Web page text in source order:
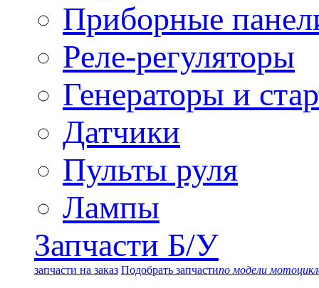
Приборные
Реле-регуляторы
Генераторы и
Датчики
Пульты руля
Лампы
Запчасти Б/У
запчасти на заказ Подобрать запчастипо модели